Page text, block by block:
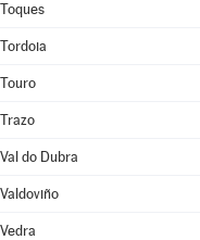
Toques
Tordoia
Touro
Trazo
Val do Dubra
Valdoviño
Vedra